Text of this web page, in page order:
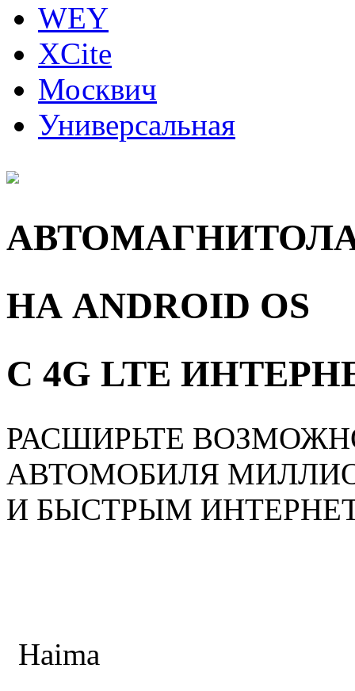
WEY
XCite
Москвич
Универсальная
НА ANDROID OS
С 4G LTE
РАСШИРЬТЕ
АВТОМОБИЛЯ
И БЫСТРЫМ
Haima